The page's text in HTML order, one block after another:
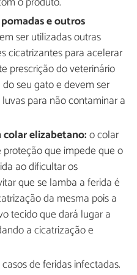
e outros
ser utilizadas outras
cicatrizantes para acelerar
prescrição do veterinário
seu gato e devem ser
para não contaminar a
colar elizabetano:o colar
que impede que o
ao dificultar os
que se lamba a ferida é
da mesma pois a
tecido que dará lugar a
a cicatrização e
de feridas infectadas.